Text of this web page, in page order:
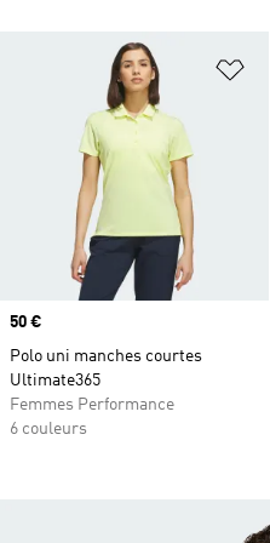
Prix
50 €
Polo uni manches courtes
Ultimate365
Femmes Performance
6 couleurs